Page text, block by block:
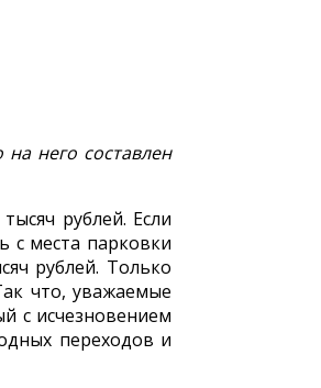
него составлен
рублей. Если
с места парковки
рублей. Только
что, уважаемые
с исчезновением
переходов и